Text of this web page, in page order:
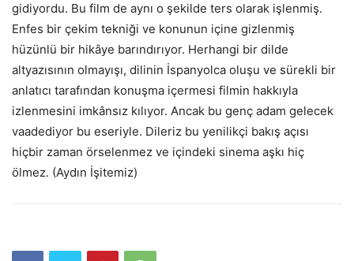
gidiyordu. Bu film de aynı o şekilde ters olarak işlenmiş.
Enfes bir çekim tekniği ve konunun içine gizlenmiş
hüzünlü bir hikâye barındırıyor. Herhangi bir dilde
altyazısının olmayışı, dilinin İspanyolca oluşu ve sürekli bir
anlatıcı tarafından konuşma içermesi filmin hakkıyla
izlenmesini imkânsız kılıyor. Ancak bu genç adam gelecek
vaadediyor bu eseriyle. Dileriz bu yenilikçi bakış açısı
hiçbir zaman örselenmez ve içindeki sinema aşkı hiç
ölmez. (Aydın İşitemiz)